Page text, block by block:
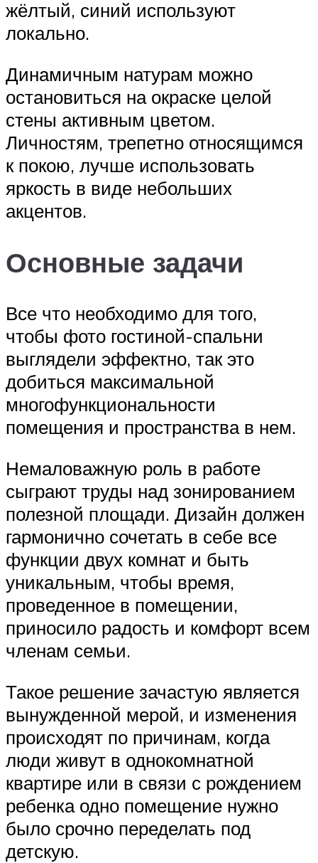
жёлтый, синий используют
локально.
Динамичным натурам можно
остановиться на окраске целой
стены активным цветом.
Личностям, трепетно относящимся
к покою, лучше использовать
яркость в виде небольших
акцентов.
Основные задачи
Все что необходимо для того,
чтобы фото гостиной-спальни
выглядели эффектно, так это
добиться максимальной
многофункциональности
помещения и пространства в нем.
Немаловажную роль в работе
сыграют труды над зонированием
полезной площади. Дизайн должен
гармонично сочетать в себе все
функции двух комнат и быть
уникальным, чтобы время,
проведенное в помещении,
приносило радость и комфорт всем
членам семьи.
Такое решение зачастую является
вынужденной мерой, и изменения
происходят по причинам, когда
люди живут в однокомнатной
квартире или в связи с рождением
ребенка одно помещение нужно
было срочно переделать под
детскую.